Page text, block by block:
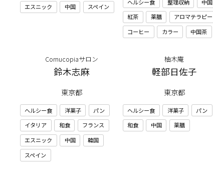
エスニック
中国 スペイン
ヘルシー食 整理収納
中国
紅茶
薬膳
アロマテラピー
コーヒー
カラー 中国茶
Cornucopiaサロン
鈴木志麻
東京都
ヘルシー食 洋菓子
パン
イタリア
和食
フランス
エスニック
中国
韓国
スペイン
柚木庵
軽部日佐子
東京都
ヘルシー食 洋菓子
パン
和食
中国 薬膳